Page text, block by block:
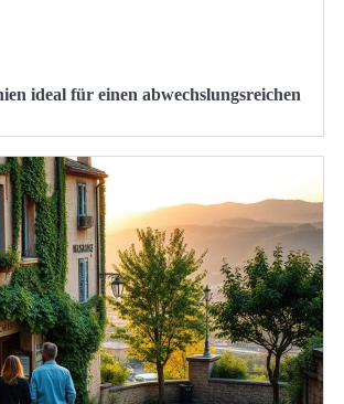
ideal für einen abwechslungsreichen